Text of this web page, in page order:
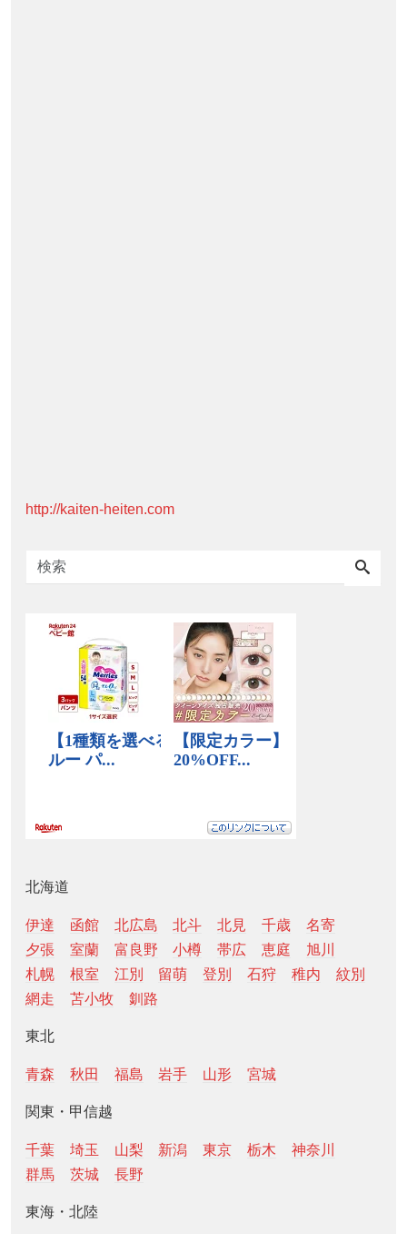
http://kaiten-heiten.com
北海道
伊達 函館 北広島 北斗 北見 千歳
名寄
夕張
室蘭 富良野 小樽 帯広 恵庭
旭川
札幌
根室 江別 留萌 登別 石狩 稚内
紋別
網走
苫小牧 釧路
東北
青森 秋田 福島 岩手 山形 宮城
関東・甲信越
千葉 埼玉 山梨 新潟 東京 栃木
神奈川
群馬
茨城 長野
東海・北陸